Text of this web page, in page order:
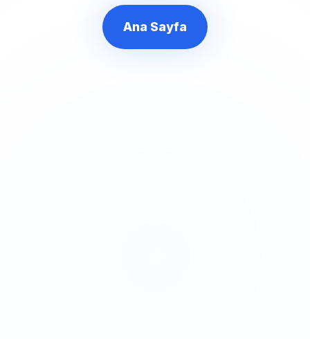
Ana Sayfa